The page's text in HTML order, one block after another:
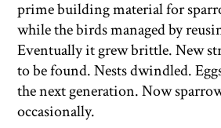
prime building material for
while the birds managed by
Eventually it grew brittle. New
to be found. Nests dwindled.
the next generation. Now
occasionally.